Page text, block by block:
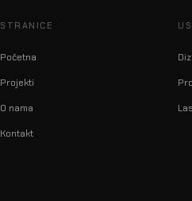
STRANICE
Početna
Projekti
O nama
Kontakt